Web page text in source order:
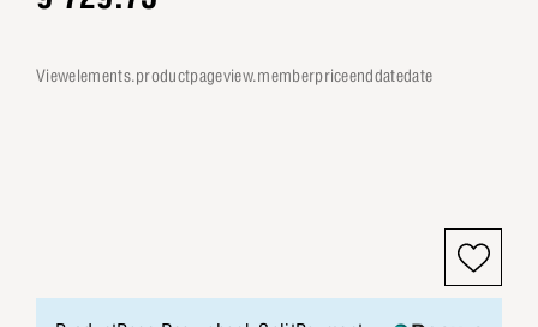
viewelements.productpageview.memberpriceenddatedate